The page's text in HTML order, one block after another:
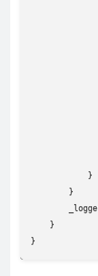
            }
        }
    }
}